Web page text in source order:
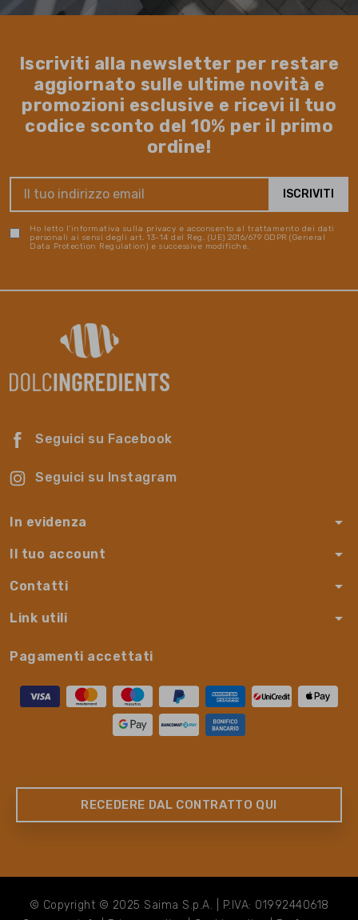
Iscriviti alla newsletter per restare
aggiornato sulle ultime novità e
promozioni esclusive e ricevi il tuo
codice sconto del 10% per il primo
ordine!
Ho letto l'informativa sulla privacy e acconsento al trattamento dei dati
personali ai sensi degli art. 13-14 del Reg. (UE) 2016/679 GDPR (General
Data Protection Regulation) e successive modifiche.
Seguici su Facebook
Seguici su Instagram
In evidenza arrow_drop_down
Il tuo account arrow_drop_down
Contatti arrow_drop_down
Link utili arrow_drop_down
Pagamenti accettati
RECEDERE DAL CONTRATTO QUI
© Copyright © 2025 Saima S.p.A. | P.IVA: 01992440618